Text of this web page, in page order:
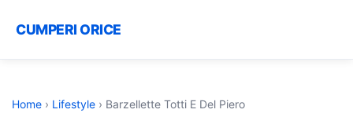
CUMPERI ORICE
Home › Lifestyle › Barzellette Totti E Del Piero